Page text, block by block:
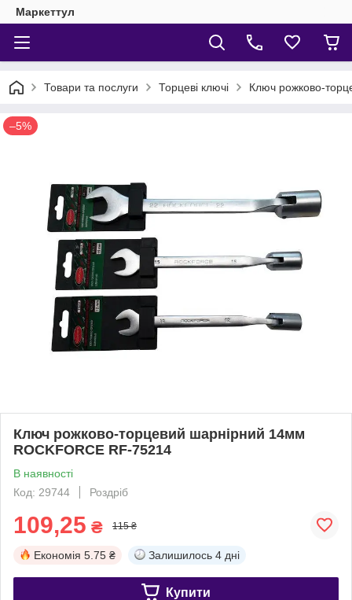
Маркеттул
Товари та послуги Торцеві ключі Ключ рожково-
–5%
Ключ рожково-торцевий шарнірний 14мм
ROCKFORCE RF-75214
В наявності
Код: 29744
Роздріб
109,25 ₴ 115 ₴
Економія 5.75 ₴ Залишилось 4 дні
Купити